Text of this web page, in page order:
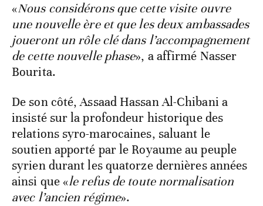
«Nous considérons que cette visite ouvre
une nouvelle ère et que les deux ambassades
joueront un rôle clé dans l’accompagnement
de cette nouvelle phase», a affirmé Nasser
Bourita.
De son côté, Assaad Hassan Al-Chibani a
insisté sur la profondeur historique des
relations syro-marocaines, saluant le
soutien apporté par le Royaume au peuple
syrien durant les quatorze dernières années
ainsi que «le refus de toute normalisation
avec l’ancien régime».